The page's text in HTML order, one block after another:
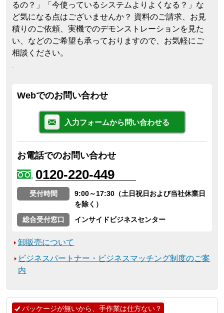
るの？」「今使っているシステムよりよくなる？」な
ど気になる点はございませんか？ 資料のご請求、お見
積りのご依頼、実機でのデモンストレーションを見た
い、などのご希望も承っておりますので、お気軽にご
相談ください。
Webでのお問い合わせ
入力フォームから問い合わせる
お電話でのお問い合わせ
0120-220-449
受付時間
9:00～17:30（土日祝日および当社休業日
を除く）
総合受付窓口
インサイドビジネスセンター
卸販売について
ビジネスパートナー・ビジネスマッチング制度のご案
内
パッケージが無いから、手作業は仕方ない？